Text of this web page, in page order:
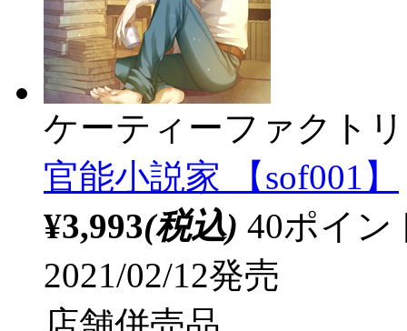
ケーティーファクト
官能小説家 【sof001】
¥3,993(税込) 40ポイ
2021/02/12発売